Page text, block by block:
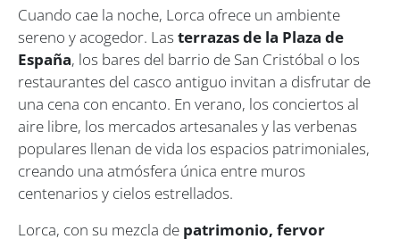
Cuando cae la noche, Lorca ofrece un ambiente
sereno y acogedor. Las terrazas de la Plaza de
España, los bares del barrio de San Cristóbal o los
restaurantes del casco antiguo invitan a disfrutar de
una cena con encanto. En verano, los conciertos al
aire libre, los mercados artesanales y las verbenas
populares llenan de vida los espacios patrimoniales,
creando una atmósfera única entre muros
centenarios y cielos estrellados.
Lorca, con su mezcla de patrimonio, fervor